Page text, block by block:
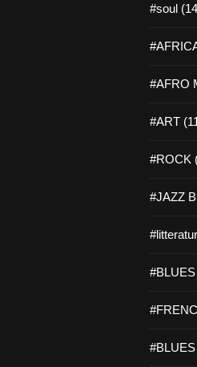
#soul
#AFRO
#ART
#ROCK
#JAZZ